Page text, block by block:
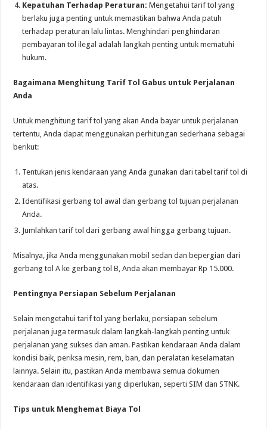
Kepatuhan Terhadap Peraturan: Mengetahui tarif tol yang
berlaku juga penting untuk memastikan bahwa Anda patuh
terhadap peraturan lalu lintas. Menghindari penghindaran
pembayaran tol ilegal adalah langkah penting untuk mematuhi
hukum.
Bagaimana Menghitung Tarif Tol Gabus untuk Perjalanan
Anda
Untuk menghitung tarif tol yang akan Anda bayar untuk perjalanan
tertentu, Anda dapat menggunakan perhitungan sederhana sebagai
berikut:
Tentukan jenis kendaraan yang Anda gunakan dari tabel tarif tol di
atas.
Identifikasi gerbang tol awal dan gerbang tol tujuan perjalanan
Anda.
Jumlahkan tarif tol dari gerbang awal hingga gerbang tujuan.
Misalnya, jika Anda menggunakan mobil sedan dan bepergian dari
gerbang tol A ke gerbang tol B, Anda akan membayar Rp 15.000.
Pentingnya Persiapan Sebelum Perjalanan
Selain mengetahui tarif tol yang berlaku, persiapan sebelum
perjalanan juga termasuk dalam langkah-langkah penting untuk
perjalanan yang sukses dan aman. Pastikan kendaraan Anda dalam
kondisi baik, periksa mesin, rem, ban, dan peralatan keselamatan
lainnya. Selain itu, pastikan Anda membawa semua dokumen
kendaraan dan identifikasi yang diperlukan, seperti SIM dan STNK.
Tips untuk Menghemat Biaya Tol